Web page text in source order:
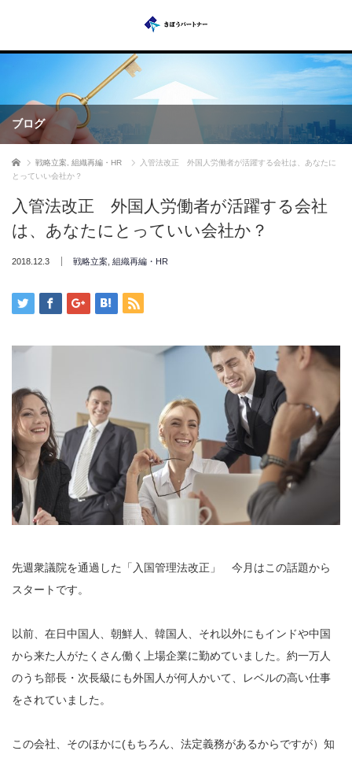
ブログ
ホーム 戦略立案, 組織再編・HR
入管法改正 外国人労働者が活躍する会社は、あなたに
とっていい会社か？
入管法改正 外国人労働者が活躍する会社
は、あなたにとっていい会社か？
2018.12.3 戦略立案 組織再編・HR
先週衆議院を通過した「入国管理法改正」 今月はこの話題から
スタートです。
以前、在日中国人、朝鮮人、韓国人、それ以外にもインドや中国
から来た人がたくさん働く上場企業に勤めていました。約一万人
のうち部長・次長級にも外国人が何人かいて、レベルの高い仕事
をされていました。
この会社、そのほかに(もちろん、法定義務があるからですが）知